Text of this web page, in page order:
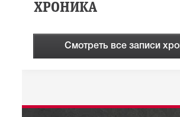
ХРОНИКА
Смотреть все записи